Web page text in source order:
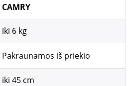
CAMRY
iki 6 kg
Pakraunamos iš priekio
iki 45 cm